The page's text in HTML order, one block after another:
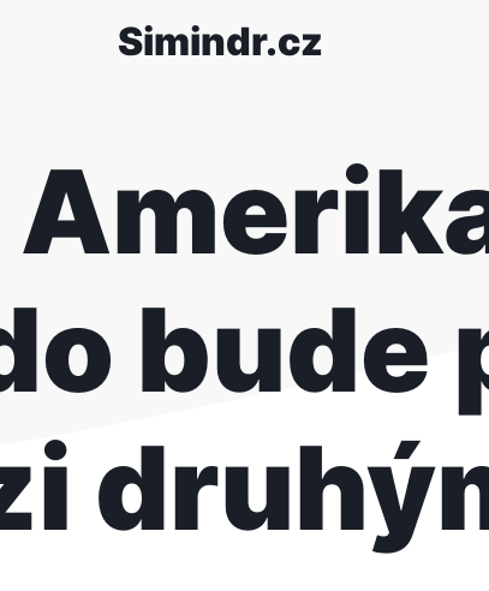
Simindr.cz
bude